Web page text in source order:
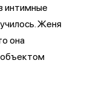
интимные
Женя
она
объектом